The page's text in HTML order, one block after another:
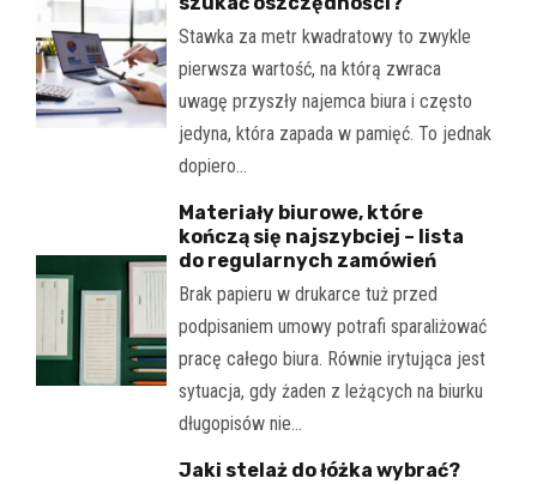
Stawka za metr kwadratowy to zwykle
pierwsza wartość, na którą zwraca
uwagę przyszły najemca biura i często
jedyna, która zapada w pamięć. To jednak
dopiero…
Materiały biurowe, które
kończą się najszybciej – lista
do regularnych zamówień
Brak papieru w drukarce tuż przed
podpisaniem umowy potrafi sparaliżować
pracę całego biura. Równie irytująca jest
sytuacja, gdy żaden z leżących na biurku
długopisów nie…
Jaki stelaż do łóżka wybrać?